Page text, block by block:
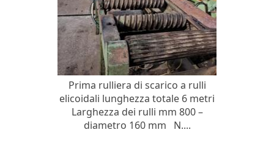
Prima rulliera di scarico a rulli
elicoidali lunghezza totale 6 metri
Larghezza dei rulli mm 800 –
diametro 160 mm N....